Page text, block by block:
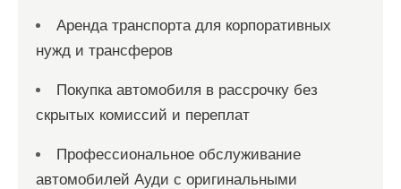
Аренда транспорта для корпоративных
нужд и трансферов
Покупка автомобиля в рассрочку без
скрытых комиссий и переплат
Профессиональное обслуживание
автомобилей Ауди с оригинальными